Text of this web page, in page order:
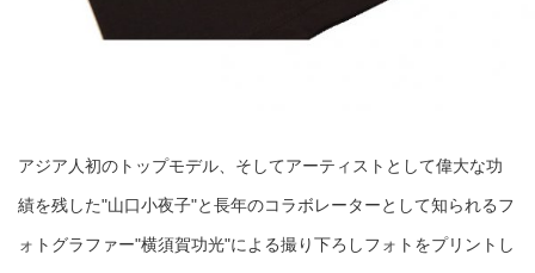
アジア人初のトップモデル、そしてアーティストとして偉大な功
績を残した"山口小夜子"と長年のコラボレーターとして知られるフ
ォトグラファー"横須賀功光"による撮り下ろしフォトをプリントし